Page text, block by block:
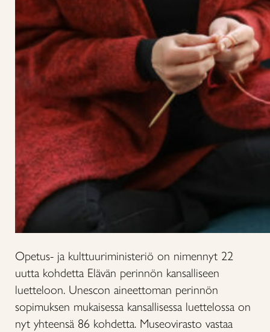
Opetus- ja kulttuuriministeriö on nimennyt 22
uutta kohdetta Elävän perinnön kansalliseen
luetteloon. Unescon aineettoman perinnön
sopimuksen mukaisessa kansallisessa luettelossa on
nyt yhteensä 86 kohdetta. Museovirasto vastaa